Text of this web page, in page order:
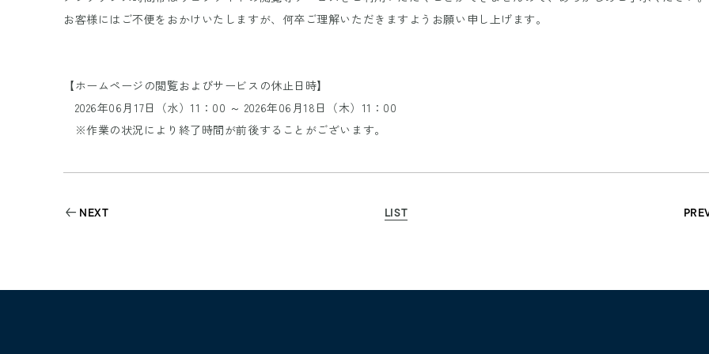
お客様にはご不便をおかけいたしますが、何卒ご理解いただきますようお願い申し上げます。
【ホームページの閲覧およびサービスの休止日時】
2026年06月17日（水）11：00 ～ 2026年06月18日（木）11：00
※作業の状況により終了時間が前後することがございます。
NEXT LIST